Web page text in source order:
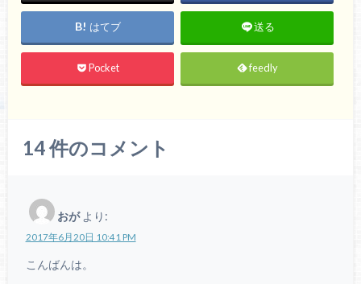
はてブ 送る
Pocket feedly
14件のコメント
おが より:
2017年6月20日 10:41 PM
こんばんは。